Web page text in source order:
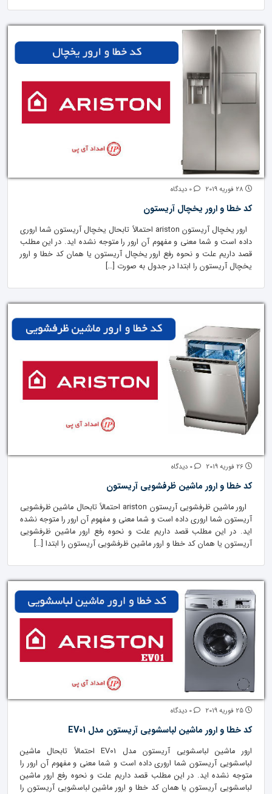
کد خطا و ارور یخچال آریستون
ارور یخچال آریستون ariston احتمالاً تابحال یخچال آریستون شما اروری
داده است و شما معنی و مفهوم آن ارور را متوجه نشده اید. در این مطلب
قصد داریم علت و نحوه رفع ارور یخچال آریستون یا همان کد خطا و ارور
یخچال آریستون را ابتدا در جدول به صورت […]
کد خطا و ارور ماشین ظرفشویی آریستون
ارور ماشین ظرفشویی آریستون ariston احتمالاً تابحال ماشین ظرفشویی
آریستون شما اروری داده است و شما معنی و مفهوم آن ارور را متوجه نشده
اید. در این مطلب قصد داریم علت و نحوه رفع ارور ماشین ظرفشویی
آریستون یا همان کد خطا و ارور ماشین ظرفشویی آریستون را ابتدا […]
کد خطا و ارور ماشین لباسشویی آریستون مدل EV01
ارور ماشین لباسشویی آریستون مدل EV01 احتمالاً تابحال ماشین
لباسشویی آریستون شما اروری داده است و شما معنی و مفهوم آن ارور را
متوجه نشده اید. در این مطلب قصد داریم علت و نحوه رفع ارور ماشین
لباسشویی آریستون یا همان کد خطا و ارور ماشین لباسشویی آریستون را